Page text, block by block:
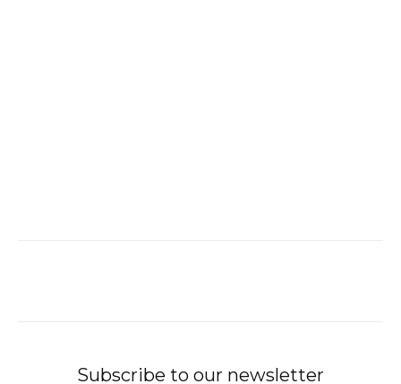
Subscribe to our newsletter